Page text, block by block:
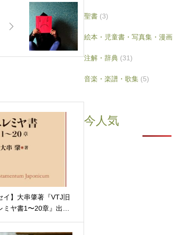
イ】大串肇著『VTJ旧
ミヤ書1〜20章』出…
聖書 (3)
絵本・児童書・写真集・漫画
注解・辞典 (31)
音楽・楽譜・歌集 (5)
今人気